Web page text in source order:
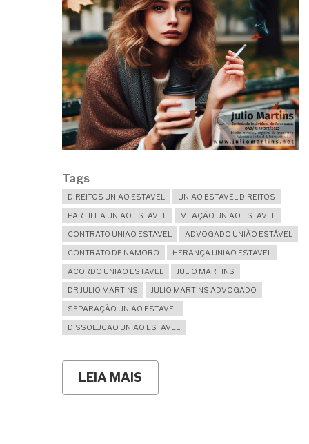
Tags
DIREITOS UNIAO ESTAVEL
UNIAO ESTAVEL DIREITOS
PARTILHA UNIAO ESTAVEL
MEAÇÃO UNIAO ESTAVEL
CONTRATO UNIAO ESTAVEL
ADVOGADO UNIÃO ESTÁVEL
CONTRATO DE NAMORO
HERANÇA UNIAO ESTAVEL
ACORDO UNIAO ESTAVEL
JULIO MARTINS
DR JULIO MARTINS
JULIO MARTINS ADVOGADO
SEPARAÇÃO UNIAO ESTAVEL
DISSOLUCAO UNIAO ESTAVEL
LEIA MAIS
MEU